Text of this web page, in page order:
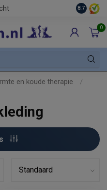
8.7
0
en koude therapie
/